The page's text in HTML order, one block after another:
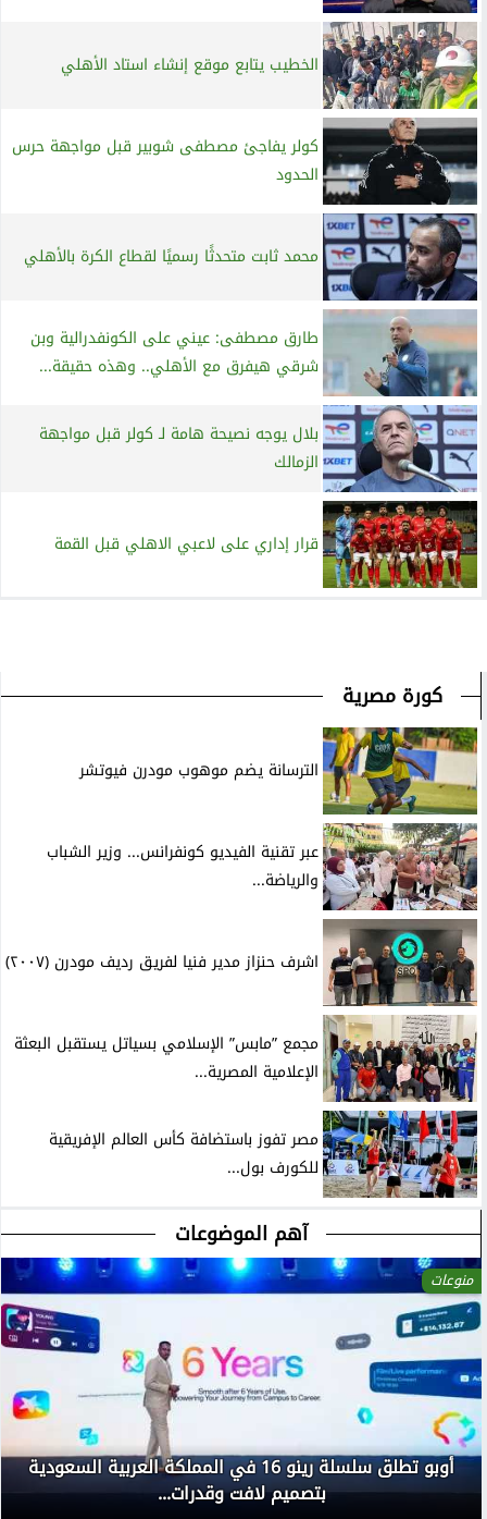
الخطيب يتابع موقع إنشاء استاد الأهلي
كولر يفاجئ مصطفى شوبير قبل مواجهة حرس
الحدود
محمد ثابت متحدثًا رسميًا لقطاع الكرة بالأهلي
طارق مصطفى: عيني على الكونفدرالية وبن
شرقي هيفرق مع الأهلي.. وهذه حقيقة...
بلال يوجه نصيحة هامة لـ كولر قبل مواجهة
الزمالك
قرار إداري على لاعبي الاهلي قبل القمة
كورة مصرية
الترسانة يضم موهوب مودرن فيوتشر
عبر تقنية الفيديو كونفرانس... وزير الشباب
والرياضة...
اشرف حنزاز مدير فنيا لفريق رديف مودرن (٢٠٠٧)
مجمع ”مابس” الإسلامي بسياتل يستقبل البعثة
الإعلامية المصرية...
مصر تفوز باستضافة كأس العالم الإفريقية
للكورف بول...
آهم الموضوعات
منوعات
أوبو تطلق سلسلة رينو 16 في المملكة العربية السعودية
بتصميم لافت وقدرات...